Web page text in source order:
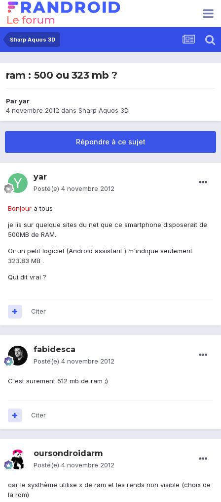
Sharp Aquos 3D
ram : 500 ou 323 mb ?
Paryar
4 novembre 2012 dans Sharp Aquos 3D
Répondre à ce sujet
yar
Posté(e) 4 novembre 2012
Bonjour a tous
je lis sur quelque sites du net que ce smartphone disposerait de
500MB de RAM.
Or un petit logiciel (Android assistant ) m'indique seulement
323.83 MB .
Qui dit vrai ?
Citer
fabidesca
Posté(e) 4 novembre 2012
C'est surement 512 mb de ram ;)
Citer
oursondroidarm
Posté(e) 4 novembre 2012
car le systhème utilise x de ram et les rends non visible (choix de
la rom)